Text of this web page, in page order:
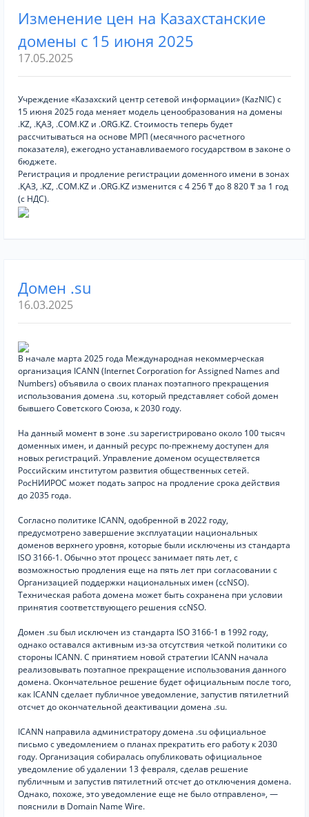
Изменение цен на Казахстанские
домены с 15 июня 2025
17.05.2025
Учреждение «Казахский центр сетевой информации» (KazNIC) с
15 июня 2025 года меняет модель ценообразования на домены
.KZ, .ҚАЗ, .COM.KZ и .ORG.KZ. Стоимость теперь будет
рассчитываться на основе МРП (месячного расчетного
показателя), ежегодно устанавливаемого государством в законе о
бюджете.
Регистрация и продление регистрации доменного имени в зонах
.ҚАЗ, .KZ, .COM.KZ и .ORG.KZ изменится с 4 256 ₸ до 8 820 ₸ за 1 год
(с НДС).
Домен .su
16.03.2025
В начале марта 2025 года Международная некоммерческая
организация ICANN (Internet Corporation for Assigned Names and
Numbers) объявила о своих планах поэтапного прекращения
использования домена .su, который представляет собой домен
бывшего Советского Союза, к 2030 году.
На данный момент в зоне .su зарегистрировано около 100 тысяч
доменных имен, и данный ресурс по-прежнему доступен для
новых регистраций. Управление доменом осуществляется
Российским институтом развития общественных сетей.
РосНИИРОС может подать запрос на продление срока действия
до 2035 года.
Согласно политике ICANN, одобренной в 2022 году,
предусмотрено завершение эксплуатации национальных
доменов верхнего уровня, которые были исключены из стандарта
ISO 3166-1. Обычно этот процесс занимает пять лет, с
возможностью продления еще на пять лет при согласовании с
Организацией поддержки национальных имен (ccNSO).
Техническая работа домена может быть сохранена при условии
принятия соответствующего решения ccNSO.
Домен .su был исключен из стандарта ISO 3166-1 в 1992 году,
однако оставался активным из-за отсутствия четкой политики со
стороны ICANN. С принятием новой стратегии ICANN начала
реализовывать поэтапное прекращение использования данного
домена. Окончательное решение будет официальным после того,
как ICANN сделает публичное уведомление, запустив пятилетний
отсчет до окончательной деактивации домена .su.
ICANN направила администратору домена .su официальное
письмо с уведомлением о планах прекратить его работу к 2030
году. Организация собиралась опубликовать официальное
уведомление об удалении 13 февраля, сделав решение
публичным и запустив пятилетний отсчет до отключения домена.
Однако, похоже, это уведомление еще не было отправлено», —
пояснили в Domain Name Wire.